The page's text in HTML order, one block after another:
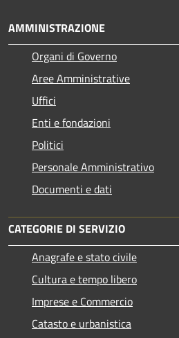
AMMINISTRAZIONE
Organi di Governo
Aree Amministrative
Uffici
Enti e fondazioni
Politici
Personale Amministrativo
Documenti e dati
CATEGORIE DI SERVIZIO
Anagrafe e stato civile
Cultura e tempo libero
Imprese e Commercio
Catasto e urbanistica